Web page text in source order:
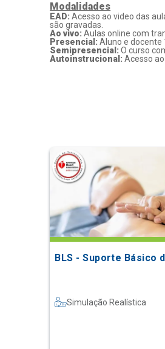
Modalidades
EAD:Acesso ao video das
são gravadas.
Ao vivo: Aulas online com
Presencial:Aluno e docente
Semipresencial:O curso
Autoinstrucional:Acesso
BLS - Suporte Básico
Simulação Realística